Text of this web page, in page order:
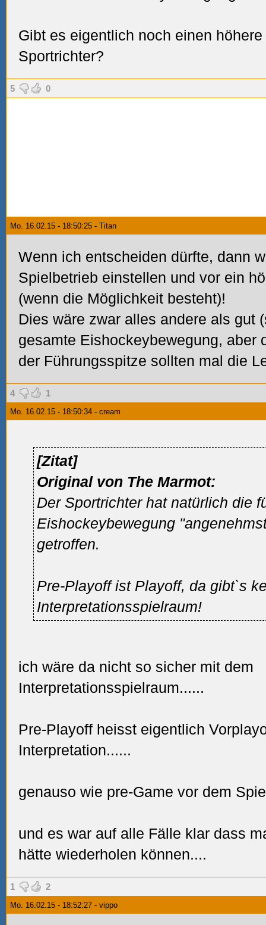
Gibt es eigentlich noch einen
Sportrichter?
5 0
Mo. 16.02.15 - 18:50:25 - Titan
Wenn ich entscheiden dürfte, dann
Spielbetrieb einstellen und vor ein
(wenn die Möglichkeit besteht)!
Dies wäre zwar alles andere als gut
gesamte Eishockeybewegung, aber
der Führungsspitze sollten mal die
4 1
Mo. 16.02.15 - 18:50:34 - cream
[Zitat]
Original von The Marmot:
Der Sportrichter hat natürlich die
Eishockeybewegung
getroffen.
Pre-Playoff ist Playoff, da gibt`s
Interpretationsspielraum!
ich wäre da nicht so sicher mit dem
Interpretationsspielraum......
Pre-Playoff heisst eigentlich
Interpretation......
genauso wie pre-Game vor dem
und es war auf alle Fälle klar dass
hätte wiederholen können....
1 2
Mo. 16.02.15 - 18:52:27 - vippo